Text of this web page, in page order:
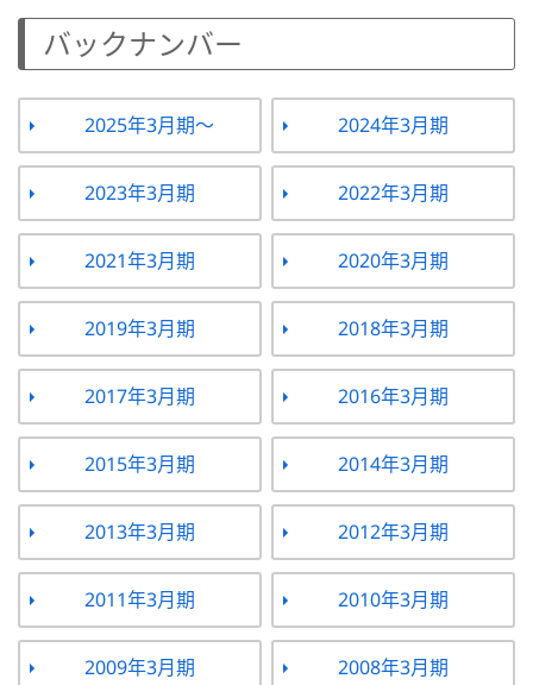
バックナンバー
2025年3月期～ 2024年3月期
2023年3月期 2022年3月期
2021年3月期 2020年3月期
2019年3月期 2018年3月期
2017年3月期 2016年3月期
2015年3月期 2014年3月期
2013年3月期 2012年3月期
2011年3月期 2010年3月期
2009年3月期 2008年3月期